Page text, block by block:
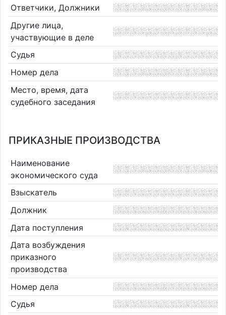
Ответчики, Должники
Другие лица,
участвующие в деле
Судья
Номер дела
Место, время, дата
судебного заседания
ПРИКАЗНЫЕ ПРОИЗВОДСТВА
Наименование
экономического суда
Взыскатель
Должник
Дата поступления
Дата возбуждения
приказного
производства
Номер дела
Судья